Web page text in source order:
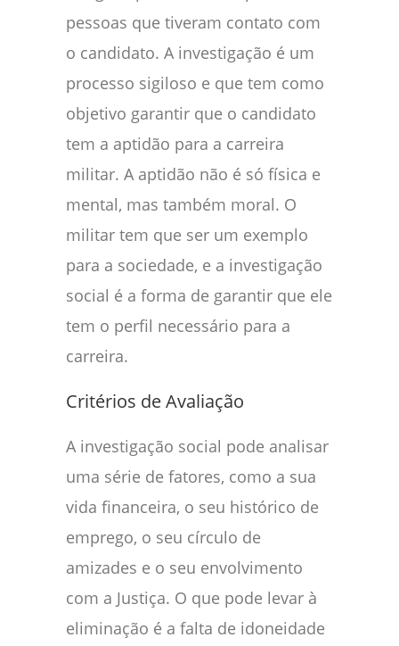
pessoas que tiveram contato com
o candidato. A investigação é um
processo sigiloso e que tem como
objetivo garantir que o candidato
tem a aptidão para a carreira
militar. A aptidão não é só física e
mental, mas também moral. O
militar tem que ser um exemplo
para a sociedade, e a investigação
social é a forma de garantir que ele
tem o perfil necessário para a
carreira.
Critérios de Avaliação
A investigação social pode analisar
uma série de fatores, como a sua
vida financeira, o seu histórico de
emprego, o seu círculo de
amizades e o seu envolvimento
com a Justiça. O que pode levar à
eliminação é a falta de idoneidade